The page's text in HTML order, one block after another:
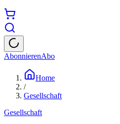
AbonnierenAbo
Home
/
Gesellschaft
Gesellschaft